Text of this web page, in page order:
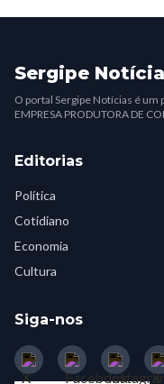
Sergipe
O portal Sergipe Notícias é
EMPRESA PRODUTORA DE
Editorias
Política
Cotidiano
Economia
Cultura
Siga-nos